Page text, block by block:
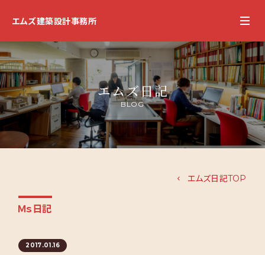
エムズ建築設計事務所
エムズ日記
BLOG
エムズ日記TOP
Ｍｓ日記
2017.01.16